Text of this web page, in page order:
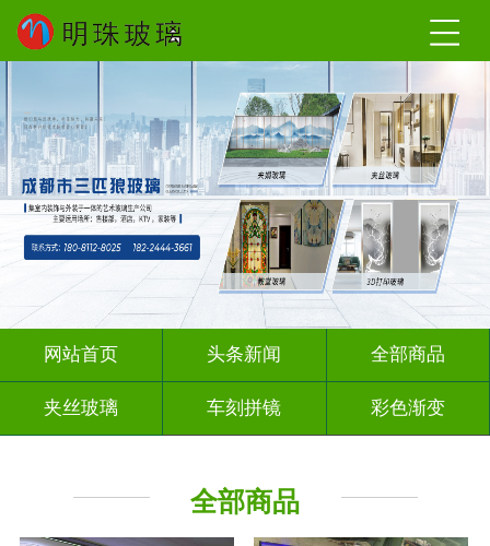
网站首页 头条新闻 全部商品
夹丝玻璃 车刻拼镜 彩色渐变
深 渊 镜
全部商品